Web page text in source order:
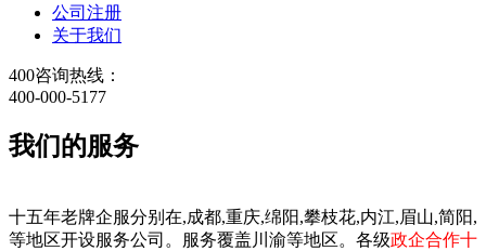
公司注册
关于我们
400咨询热线：
400-000-5177
我们的服务
十五年老牌企服分别在,成都,重庆,绵阳,攀枝花,内江,眉山,简阳,
等地区开设服务公司。服务覆盖川渝等地区。各级政企合作十